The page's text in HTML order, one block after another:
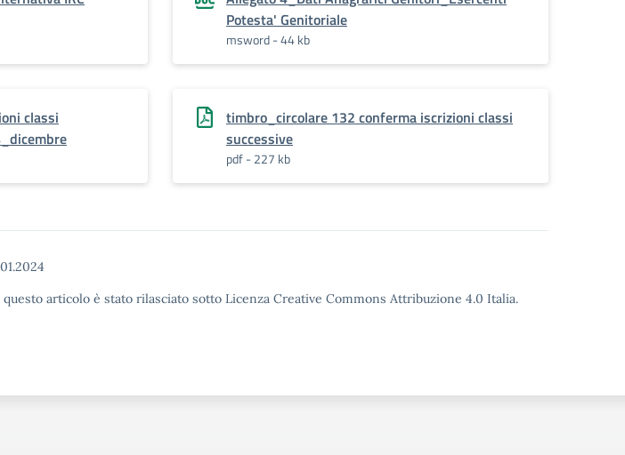
Potesta' Genitoriale
msword - 44 kb
classi
timbro_circolare 132 conferma iscrizioni classi
successive
pdf - 227 kb
articolo è stato rilasciato sotto Licenza Creative Commons Attribuzione 4.0 Italia.